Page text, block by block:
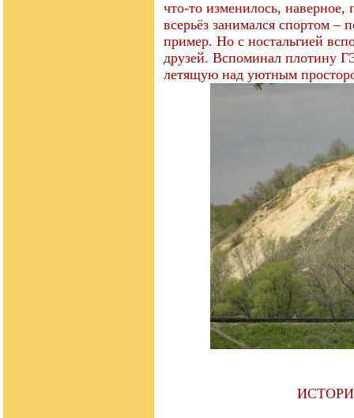
что-то изменилось, наверное,
всерьёз занимался спортом –
пример. Но с ностальгией
друзей. Вспоминал плотину
летящую над уютным